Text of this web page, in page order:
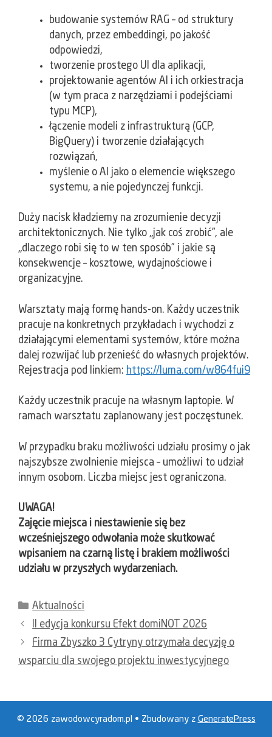
​budowanie systemów RAG – od struktury
danych, przez embeddingi, po jakość
odpowiedzi,
​tworzenie prostego UI dla aplikacji,
​projektowanie agentów AI i ich orkiestracja
(w tym praca z narzędziami i podejściami
typu MCP),
​łączenie modeli z infrastrukturą (GCP,
BigQuery) i tworzenie działających
rozwiązań,
​myślenie o AI jako o elemencie większego
systemu, a nie pojedynczej funkcji.
​Duży nacisk kładziemy na zrozumienie decyzji
architektonicznych. Nie tylko „jak coś zrobić”, ale
„dlaczego robi się to w ten sposób” i jakie są
konsekwencje – kosztowe, wydajnościowe i
organizacyjne.
​Warsztaty mają formę hands-on. Każdy uczestnik
pracuje na konkretnych przykładach i wychodzi z
działającymi elementami systemów, które można
dalej rozwijać lub przenieść do własnych projektów.
Rejestracja pod linkiem: https://luma.com/w864fui9
​Każdy uczestnik pracuje na własnym laptopie. W
ramach warsztatu zaplanowany jest poczęstunek.
​W przypadku braku możliwości udziału prosimy o jak
najszybsze zwolnienie miejsca – umożliwi to udział
innym osobom. Liczba miejsc jest ograniczona.
UWAGA!
Zajęcie miejsca i niestawienie się bez
wcześniejszego odwołania może skutkować
wpisaniem na czarną listę i brakiem możliwości
udziału w przyszłych wydarzeniach.
Kategorie
Aktualności
II edycja konkursu Efekt domiNOT 2026
Firma Zbyszko 3 Cytryny otrzymała decyzję o
wsparciu dla swojego projektu inwestycyjnego
© 2026 zawodowcyradom.pl • Zbudowany z GeneratePress